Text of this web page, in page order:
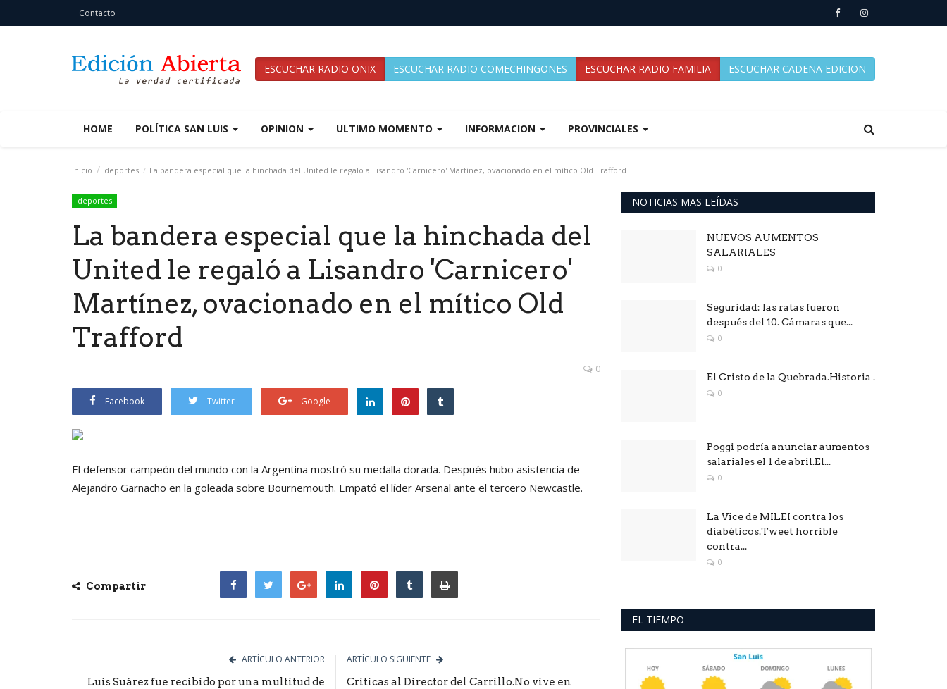
Contacto
ESCUCHAR RADIO ONIX ESCUCHAR RADIO COMECHINGONES ESCUCHAR RADIO FAMILIA ESCUCHAR CADENA EDICION
HOME POLÍTICA SAN LUIS OPINION ULTIMO MOMENTO INFORMACION PROVINCIALES
Inicio deportes La bandera especial que la hinchada del United le regaló a Lisandro 'Carnicero' Martínez, ovacionado en el mítico Old Trafford
deportes
La bandera especial que la hinchada del
United le regaló a Lisandro 'Carnicero'
Martínez, ovacionado en el mítico Old
Trafford
0
Facebook Twitter Google
El defensor campeón del mundo con la Argentina mostró su medalla dorada. Después hubo asistencia de
Alejandro Garnacho en la goleada sobre Bournemouth. Empató el líder Arsenal ante el tercero Newcastle.
Compartir
ARTÍCULO ANTERIOR
Luis Suárez fue recibido por una multitud de
ARTÍCULO SIGUIENTE
Críticas al Director del Carrillo.No vive en
NOTICIAS MAS LEÍDAS
NUEVOS AUMENTOS
SALARIALES
0
Seguridad: las ratas fueron
después del 10. Cámaras que...
0
El Cristo de la Quebrada.Historia .
0
Poggi podría anunciar aumentos
salariales el 1 de abril.El...
0
La Vice de MILEI contra los
diabéticos.Tweet horrible
contra...
0
EL TIEMPO